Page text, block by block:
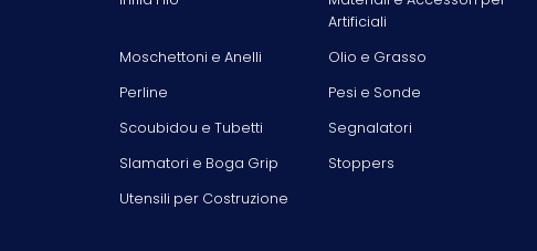
Artificiali
Moschettoni e Anelli
Olio e Grasso
Perline
Pesi e Sonde
Scoubidou e Tubetti
Segnalatori
Slamatori e Boga Grip
Stoppers
Utensili per Costruzione